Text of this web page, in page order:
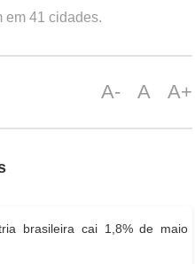
em 41 cidades.
A- A A+
brasileira cai 1,8% de maio